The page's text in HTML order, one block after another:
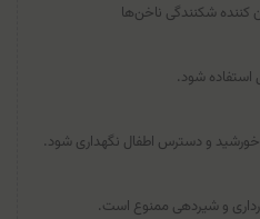
کننده شکنندگی ناخن‌ها
استفاده شود.
و دسترس اطفال نگهداری شود.
و شیردهی ممنوع است.